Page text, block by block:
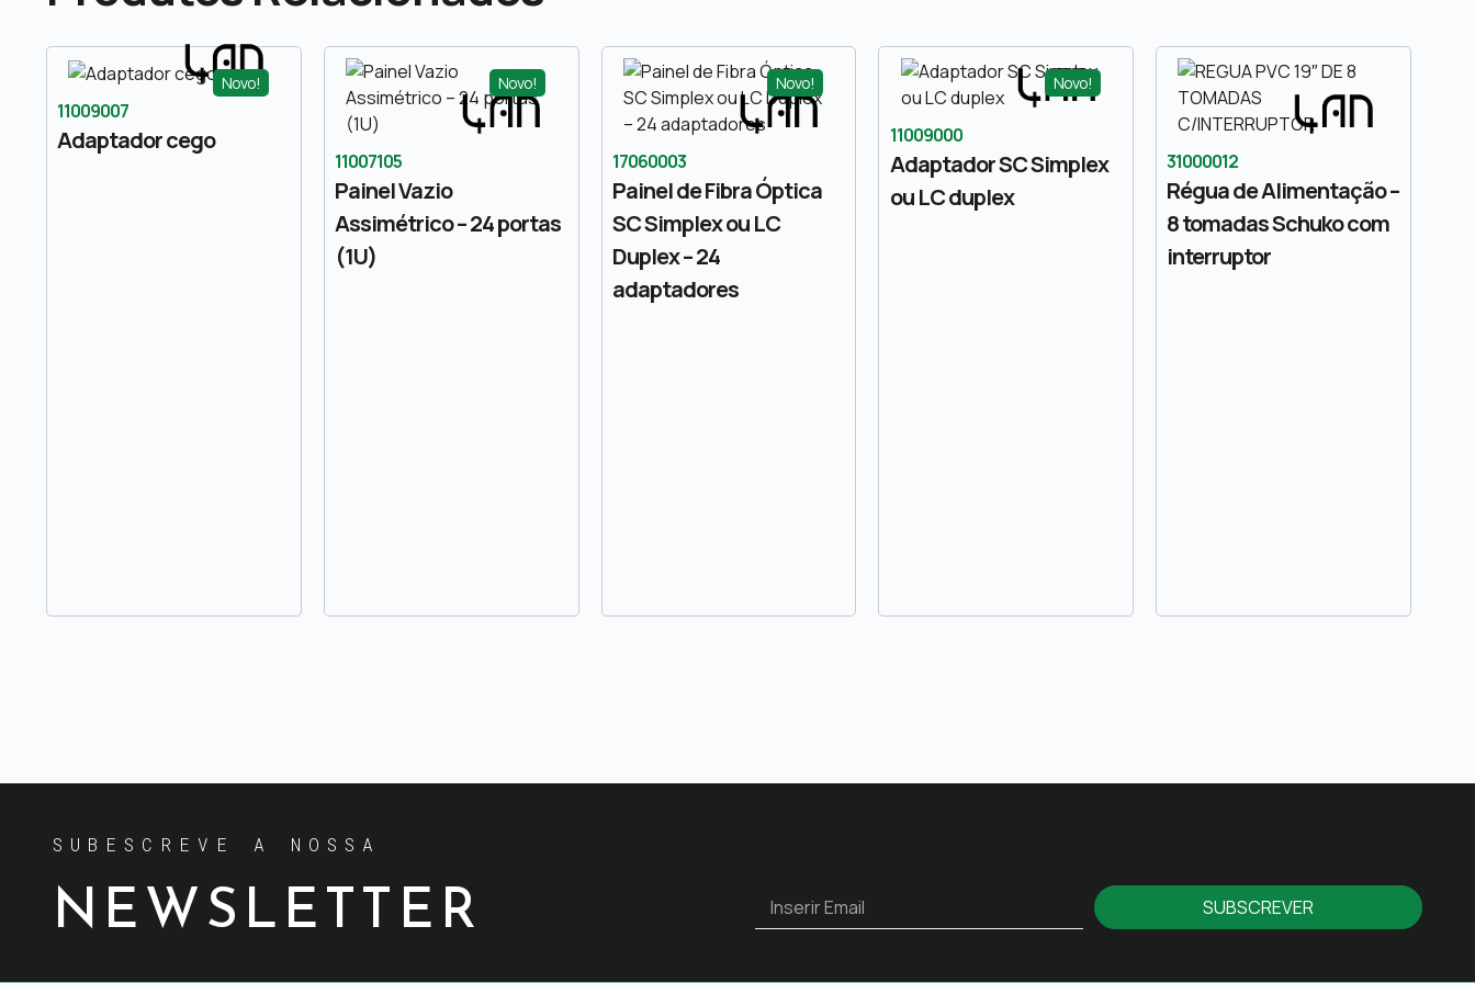
Novo!
11009007
Adaptador cego
Novo!
11007105
Painel Vazio
Assimétrico – 24 portas
(1U)
Novo!
17060003
Painel de Fibra Óptica
SC Simplex ou LC
Duplex – 24
adaptadores
Novo!
11009000
Adaptador SC Simplex
ou LC duplex
31000012
Régua de Alimentação –
8 tomadas Schuko com
interruptor
SUBESCREVE A NOSSA
NEWSLETTER SUBSCREVER